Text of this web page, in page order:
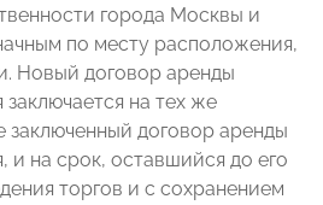
города Москвы и
по месту расположения,
Новый договор аренды
на тех же
заключенный договор аренды
на срок, оставшийся до его
торгов и с сохранением